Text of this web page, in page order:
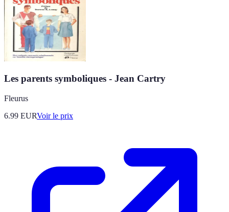
Les parents symboliques - Jean Cartry
Fleurus
6.99 EURVoir le prix